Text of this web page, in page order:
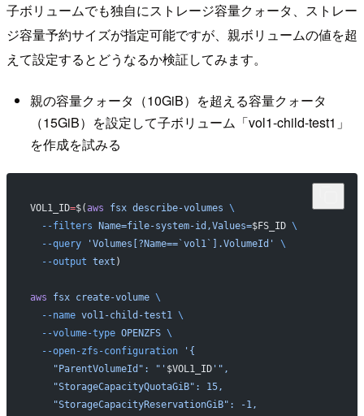
子ボリュームでも独自にストレージ容量クォータ、ストレー
ジ容量予約サイズが指定可能ですが、親ボリュームの値を超
えて設定するとどうなるか検証してみます。
親の容量クォータ（10GiB）を超える容量クォータ
（15GiB）を設定して子ボリューム「vol1-child-test1」
を作成を試みる
VOL1_ID=$(aws fsx describe-volumes \
  --filters
Name=file-system-id,Values=$FS_ID \
  --query
'Volumes[?Name==`vol1`].VolumeId'
\
  --output
text )
aws fsx create-volume \
  --name
vol1-child-test1 \
  --volume-type
OPENZFS \
  --open-zfs-configuration
'{
    "ParentVolumeId": "'
$VOL1_ID'",
    "StorageCapacityQuotaGiB": 15,
    "StorageCapacityReservationGiB": -1,